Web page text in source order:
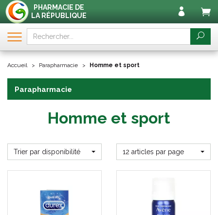
PHARMACIE DE
LA RÉPUBLIQUE
Accueil Parapharmacie Homme et sport
Parapharmacie
Homme et sport
Trier par disponibilité 12 articles par page